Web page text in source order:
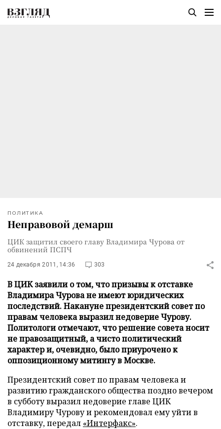
ПОЛИТИКА
Неправовой демарш
ЦИК защитил своего главу Владимира Чурова от
обвинений ПСПЧ
24 декабря 2011, 14:36 303
В ЦИК заявили о том, что призывы к отставке
Владимира Чурова не имеют юридических
последствий. Накануне президентский совет по
правам человека выразил недоверие Чурову.
Политологи отмечают, что решение совета носит
не правозащитный, а чисто политический
характер и, очевидно, было приурочено к
оппозиционному митингу в Москве.
Президентский совет по правам человека и
развитию гражданского общества поздно вечером
в субботу выразил недоверие главе ЦИК
Владимиру Чурову и рекомендовал ему уйти в
отставку, передал «Интерфакс».